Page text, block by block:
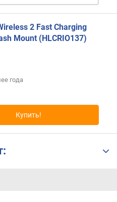
2 Fast Charging
Mount (HLCRIO137)
года
Купить!